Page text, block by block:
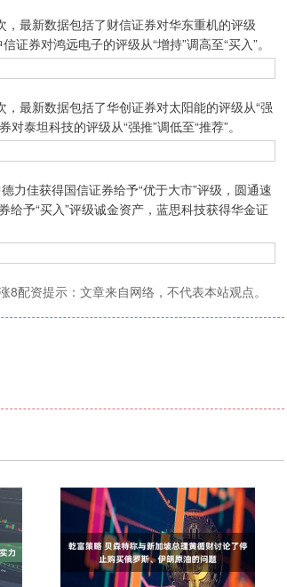
最新数据包括了财信证券对华东重机的评级
证券对鸿远电子的评级从“增持”调高至“买入”。
最新数据包括了华创证券对太阳能的评级从“强
泰坦科技的评级从“强推”调低至“推荐”。
佳获得国信证券给予“优于大市”评级，圆通速
给予“买入”评级诚金资产，蓝思科技获得华金证
8配资提示：文章来自网络，不代表本站观点。